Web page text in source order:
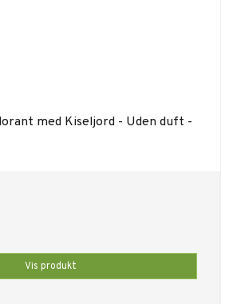
med Kiseljord - Uden duft -
Vis produkt